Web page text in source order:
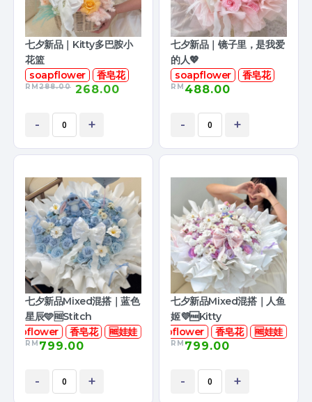
七夕新品｜Kitty多巴胺小
花篮
soapflower
香皂花
RM288.00 268.00
- +
七夕新品｜镜子里，是我爱
的人💖
soapflower
香皂花
RM 488.00
- +
七夕新品Mixed混搭｜蓝色
星辰🩵🆓Stitch
soapflower
香皂花 🆓娃娃
RM 799.00
- +
七夕新品Mixed混搭｜人鱼
姬💜🆓Kitty
soapflower
香皂花 🆓娃娃
RM 799.00
- +